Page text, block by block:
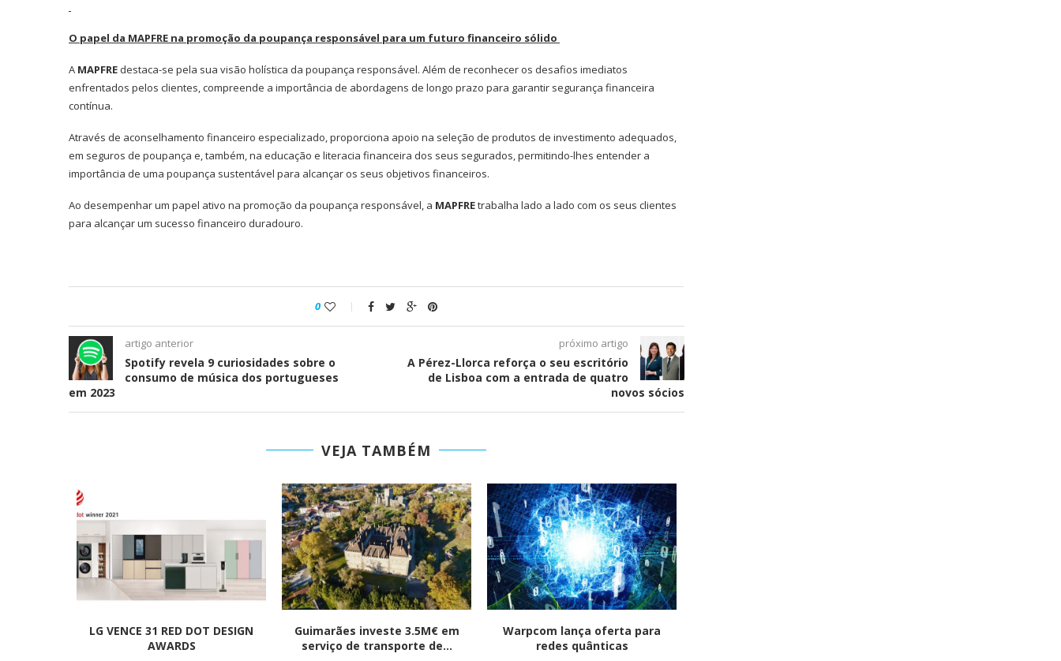
O papel da MAPFRE na promoção da poupança responsável para um futuro financeiro sólido
A MAPFRE destaca-se pela sua visão holística da poupança responsável. Além de reconhecer os desafios imediatos
enfrentados pelos clientes, compreende a importância de abordagens de longo prazo para garantir segurança financeira
contínua.
Através de aconselhamento financeiro especializado, proporciona apoio na seleção de produtos de investimento adequados,
em seguros de poupança e, também, na educação e literacia financeira dos seus segurados, permitindo-lhes entender a
importância de uma poupança sustentável para alcançar os seus objetivos financeiros.
Ao desempenhar um papel ativo na promoção da poupança responsável, a MAPFREtrabalha lado a lado com os seus clientes
para alcançar um sucesso financeiro duradouro.
0
artigo anterior
Spotify revela 9 curiosidades sobre o
consumo de música dos portugueses
em 2023
próximo artigo
A Pérez-Llorca reforça o seu escritório
de Lisboa com a entrada de quatro
novos sócios
VEJA TAMBÉM
LG VENCE 31 RED DOT DESIGN
AWARDS
Guimarães investe 3.5M€ em
serviço de transporte de...
Warpcom lança oferta para
redes quânticas